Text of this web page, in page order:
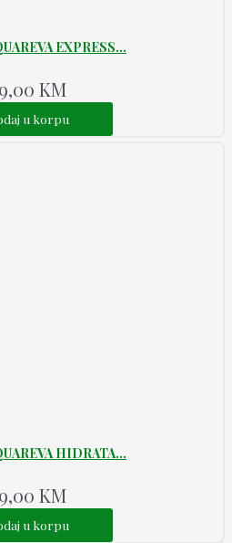
EXPRESS...
KM
u korpu
HIDRATA...
KM
u korpu